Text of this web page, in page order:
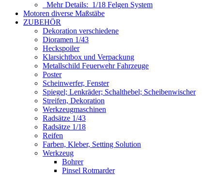
Mehr Details: 1/18 Felgen System
Motoren diverse Maßstäbe
ZUBEHÖR
Dekoration verschiedene
Dioramen 1/43
Heckspoiler
Klarsichtbox und Verpackung
Metallschild Feuerwehr Fahrzeuge
Poster
Scheinwerfer, Fenster
Spiegel; Lenkräder; Schalthebel; Scheibenwischer
Streifen, Dekoration
Werkzeugmaschinen
Radsätze 1/43
Radsätze 1/18
Reifen
Farben, Kleber, Setting Solution
Werkzeug
Bohrer
Pinsel Rotmarder